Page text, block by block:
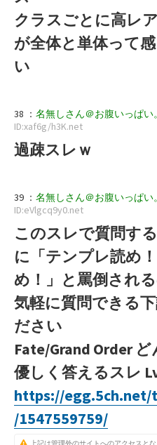
クラスごとに高レ
が全体と単体って
い
38 ： 名無しさん＠お腹いっぱい
ID:xaf6g/h3K.net
過疎スレｗ
39 ： 名無しさん＠お腹いっぱい
ID:eVlgcq9y0.net
このスレで質問す
に「テンプレ読め
め！」と罵倒され
気軽に質問できる
ださい
Fate/Grand Order
優しく答えるスレ
https://
/1547559759/
上記は管理外のサイトへのアクセスとな